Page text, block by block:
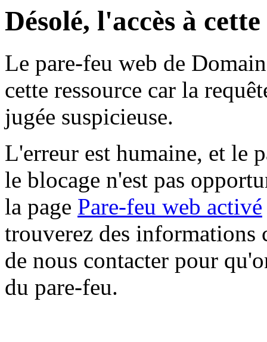
Désolé, l'accès à
Le pare-feu web de
cette ressource car la
jugée suspicieuse.
L'erreur est humaine, et le
le blocage n'est pas
la page Pare-feu web activé
trouverez des informations
de nous contacter pour
du pare-feu.